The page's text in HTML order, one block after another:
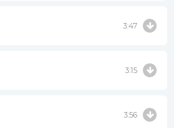
3:47
3:15
3:56